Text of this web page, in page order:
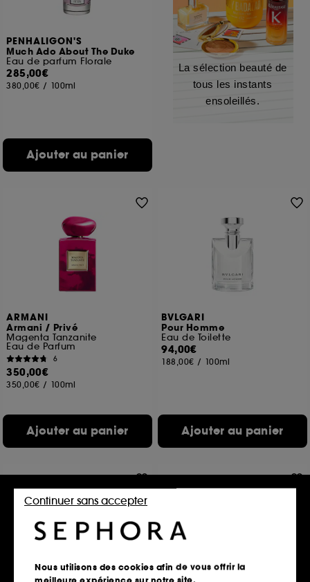
PENHALIGON'S
Much Ado About The Duke
Eau de parfum Florale
285,00€
380,00€ / 100ml
Ajouter au panier
La sélection beauté de
tous les instants
ensoleillés.
ARMANI
Armani / Privé
Magenta Tanzanite
Eau de Parfum
6
350,00€
350,00€ / 100ml
Ajouter au panier
BVLGARI
Pour Homme
Eau de Toilette
94,00€
188,00€ / 100ml
Ajouter au panier
Nous utilisons des cookies afin de vous offrir la
Continuer sans accepter